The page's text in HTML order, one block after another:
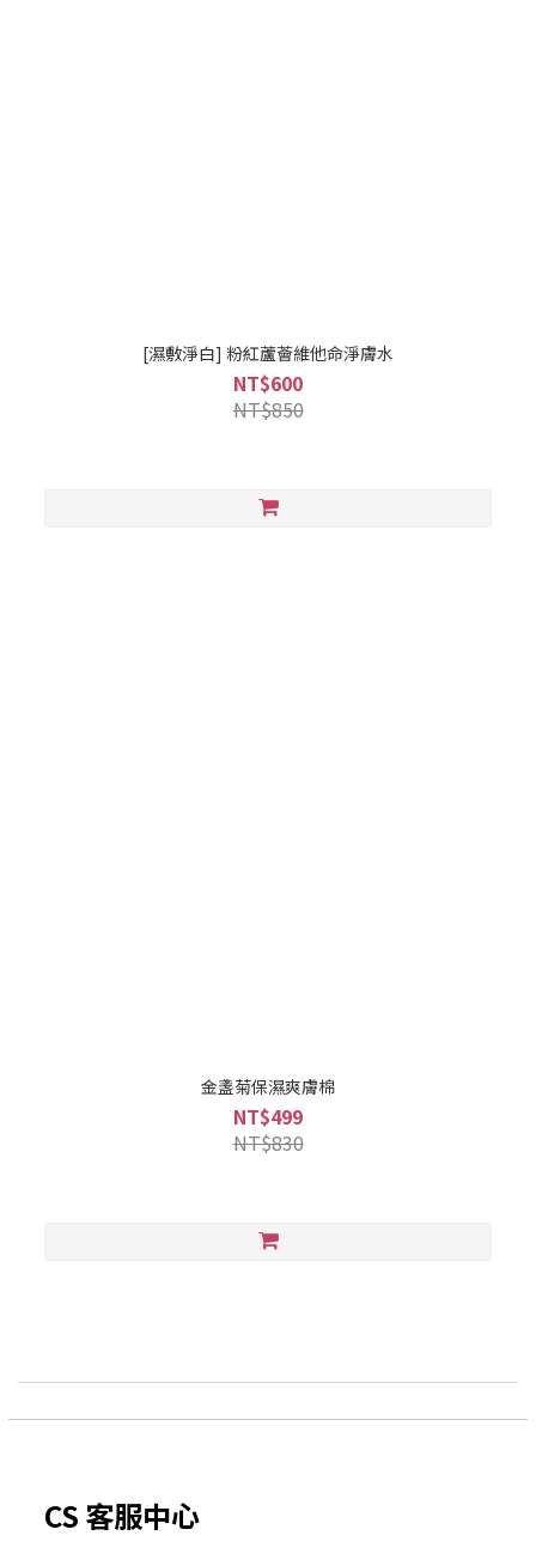
[濕敷淨白] 粉紅蘆薈維他命淨膚水
NT$600
NT$850
金盞菊保濕爽膚棉
NT$499
NT$830
CS 客服中心